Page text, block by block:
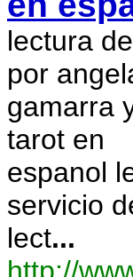
lectura
por
gamarra
tarot en
espanol
servicio
lect...